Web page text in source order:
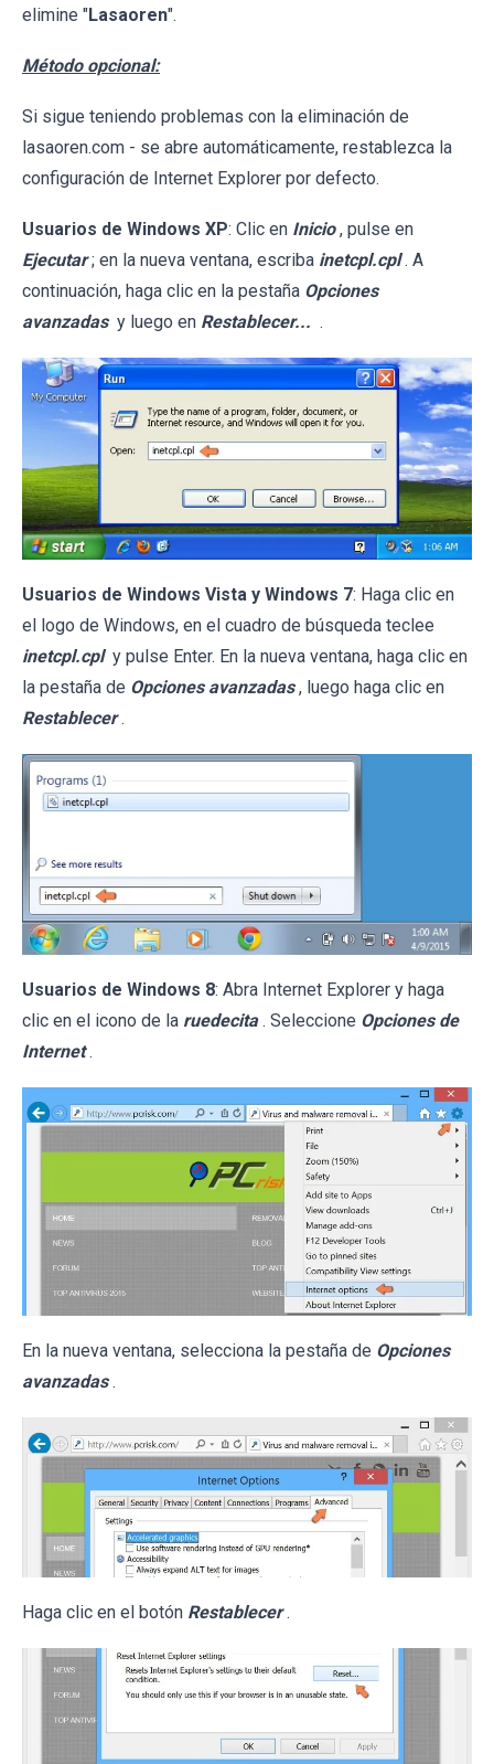
elimine "Lasaoren".
Método opcional:
Si sigue teniendo problemas con la eliminación de
lasaoren.com - se abre automáticamente, restablezca la
configuración de Internet Explorer por defecto.
Usuarios de Windows XP: Clic en Inicio , pulse en
Ejecutar ; en la nueva ventana, escriba inetcpl.cpl . A
continuación, haga clic en la pestaña Opciones
avanzadas y luego en Restablecer... .
Usuarios de Windows Vista y Windows 7: Haga clic en
el logo de Windows, en el cuadro de búsqueda teclee
inetcpl.cpl y pulse Enter. En la nueva ventana, haga clic en
la pestaña de Opciones avanzadas , luego haga clic en
Restablecer .
Usuarios de Windows 8: Abra Internet Explorer y haga
clic en el icono de la ruedecita . Seleccione Opciones de
Internet .
En la nueva ventana, selecciona la pestaña de Opciones
avanzadas .
Haga clic en el botón Restablecer .